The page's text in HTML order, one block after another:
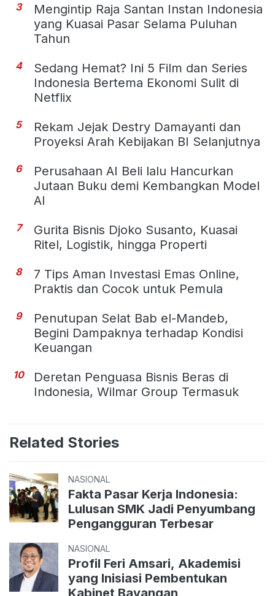
3
Mengintip Raja Santan Instan Indonesia
yang Kuasai Pasar Selama Puluhan
Tahun
4
Sedang Hemat? Ini 5 Film dan Series
Indonesia Bertema Ekonomi Sulit di
Netflix
5
Rekam Jejak Destry Damayanti dan
Proyeksi Arah Kebijakan BI Selanjutnya
6
Perusahaan AI Beli lalu Hancurkan
Jutaan Buku demi Kembangkan Model
AI
7
Gurita Bisnis Djoko Susanto, Kuasai
Ritel, Logistik, hingga Properti
8
7 Tips Aman Investasi Emas Online,
Praktis dan Cocok untuk Pemula
9
Penutupan Selat Bab el-Mandeb,
Begini Dampaknya terhadap Kondisi
Keuangan
10
Deretan Penguasa Bisnis Beras di
Indonesia, Wilmar Group Termasuk
Related Stories
NASIONAL
Fakta Pasar Kerja Indonesia:
Lulusan SMK Jadi Penyumbang
Pengangguran Terbesar
NASIONAL
Profil Feri Amsari, Akademisi
yang Inisiasi Pembentukan
Kabinet Bayangan